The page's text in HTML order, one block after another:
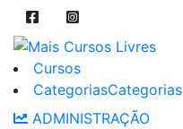
Cursos
CategoriasCategorias
ADMINISTRAÇÃO